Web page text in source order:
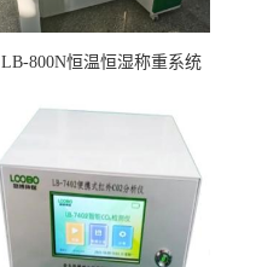
LB-800N恒温恒湿称重系统